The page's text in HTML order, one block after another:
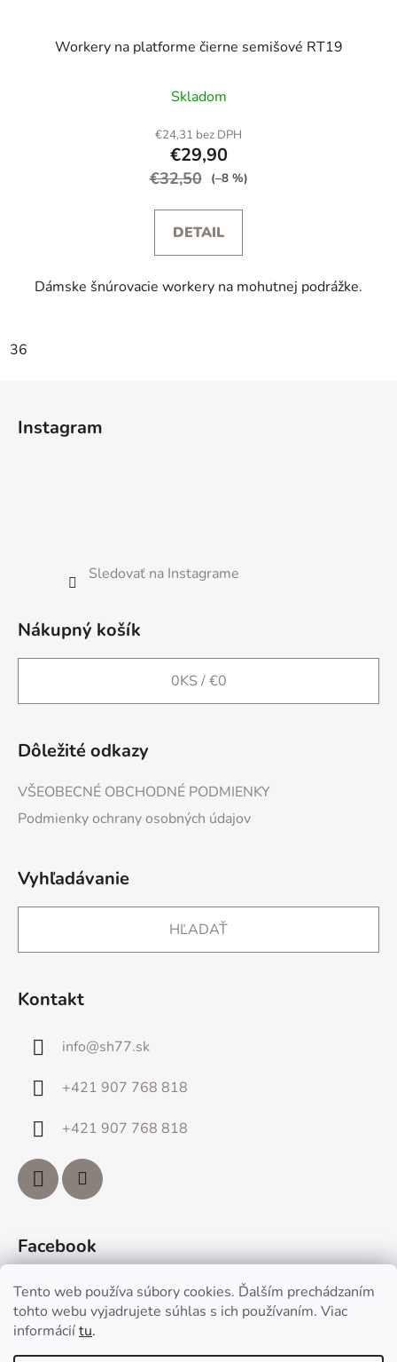
Tento web používa súbory cookies. Ďalším prechádzaním
tohto webu vyjadrujete súhlas s ich používaním. Viac
informáciítu.
Workery na platforme čierne semišové RT19
Skladom
€24,31 bez DPH
€29,90
€32,50 (–8 %)
DETAIL
Dámske šnúrovacie workery na mohutnej podrážke.
36
Instagram
Sledovať na Instagrame
Nákupný košík
0KS /€0
Dôležité odkazy
VŠEOBECNÉ OBCHODNÉ PODMIENKY
Podmienky ochrany osobných údajov
Vyhľadávanie
HĽADAŤ
Kontakt
info@sh77.sk
+421 907 768 818
+421 907 768 818
Facebook